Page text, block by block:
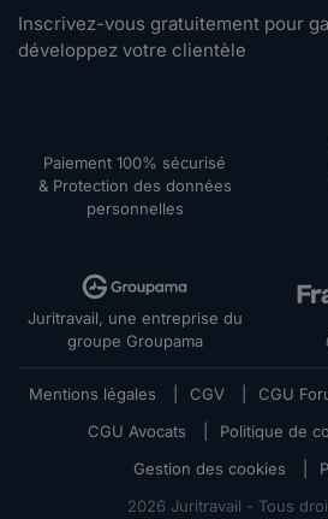
Inscrivez-vous gratuitement pour
développez votre clientèle
Paiement 100% sécurisé
& Protection des données
personnelles
Juritravail, une entreprise du
groupe Groupama
Mentions légales CGV CGU
CGU Avocats
Politique de
Gestion des cookies
2026 Juritravail - Tous